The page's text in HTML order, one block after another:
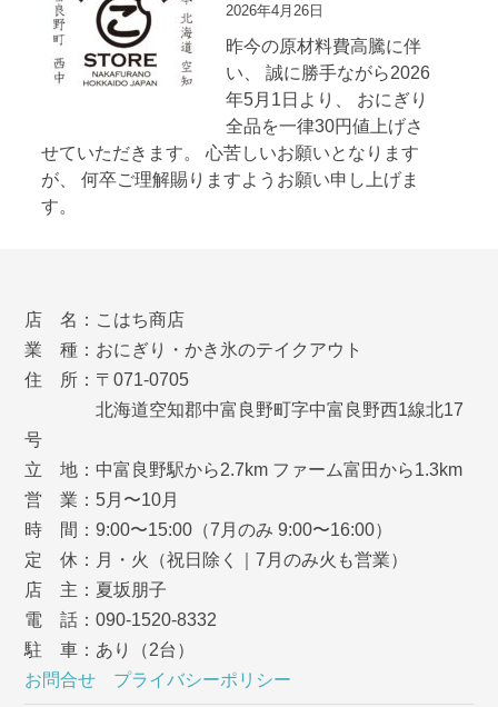
2026年4月26日
昨今の原材料費高騰に伴
い、 誠に勝手ながら2026
年5月1日より、 おにぎり
全品を一律30円値上げさ
せていただきます。 心苦しいお願いとなります
が、 何卒ご理解賜りますようお願い申し上げま
す。
店 名：こはち商店
業 種：おにぎり・かき氷のテイクアウト
住 所：〒071-0705
北海道空知郡中富良野町字中富良野西1線北17
号
立 地：中富良野駅から2.7km ファーム富田から1.3km
営 業：5月〜10月
時 間：9:00〜15:00（7月のみ 9:00〜16:00）
定 休：月・火（祝日除く｜7月のみ火も営業）
店 主：夏坂朋子
電 話：090-1520-8332
駐 車：あり（2台）
お問合せ
プライバシーポリシー